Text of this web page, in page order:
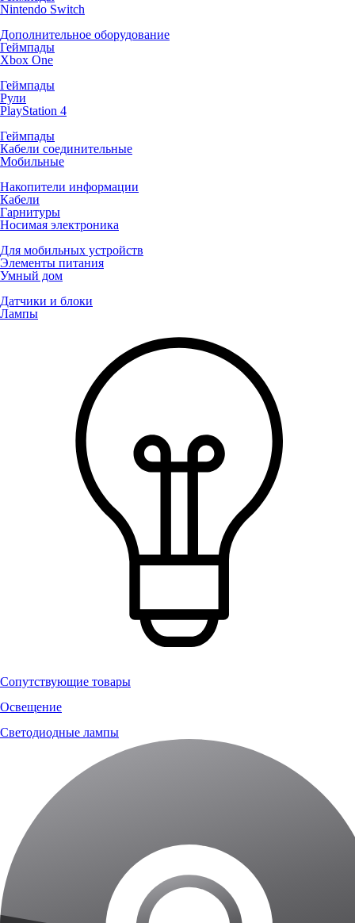
Nintendo Switch
Дополнительное оборудование
Геймпады
Xbox One
Геймпады
Рули
PlayStation 4
Геймпады
Кабели соединительные
Мобильные
Накопители информации
Кабели
Гарнитуры
Носимая электроника
Для мобильных устройств
Элементы питания
Умный дом
Датчики и блоки
Лампы
Сопутствующие товары
Освещение
Светодиодные лампы